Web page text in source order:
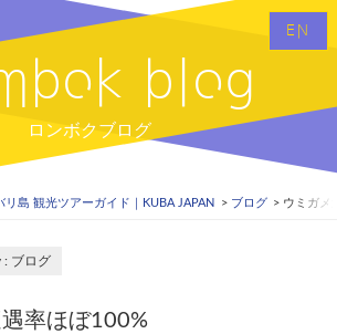
EN
blog
ロンボクブログ
島 観光ツアーガイド｜KUBA JAPAN ブログ ウミガメ
ブログ
率ほぼ100%